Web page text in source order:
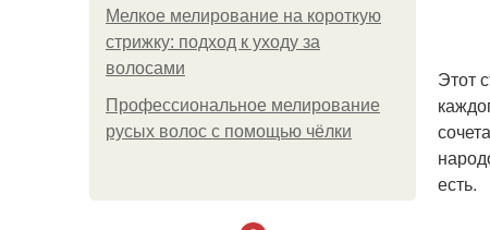
Мелкое мелирование на короткую
стрижку: подход к уходу за
волосами
Профессиональное мелирование
русых волос с помощью чёлки
Этот
есть.